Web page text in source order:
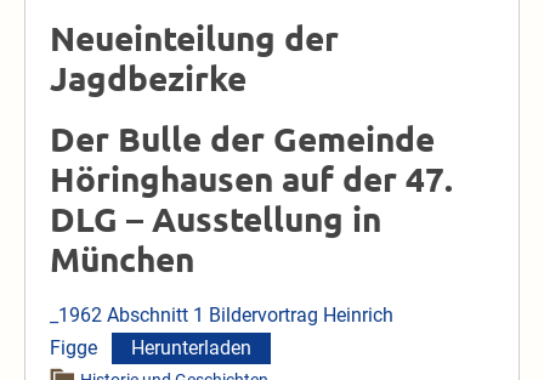
Neueinteilung der
Jagdbezirke
Der Bulle der Gemeinde
Höringhausen auf der 47.
DLG – Ausstellung in
München
_1962 Abschnitt 1 Bildervortrag Heinrich
Figge
Herunterladen